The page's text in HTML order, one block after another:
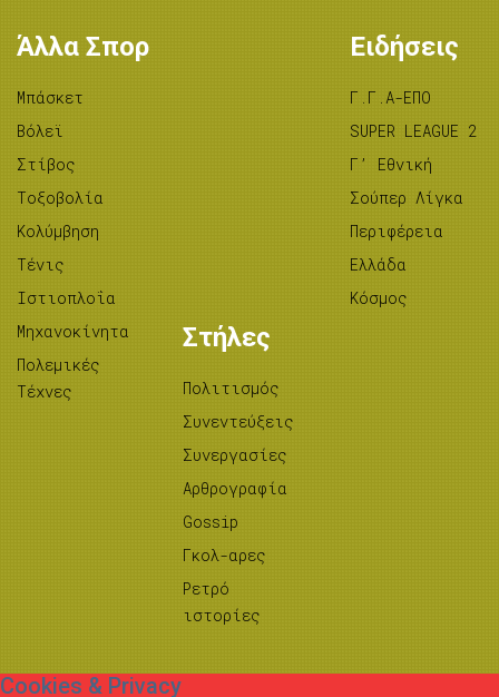
Άλλα Σπορ
Μπάσκετ
Βόλεϊ
Στίβος
Tοξοβολία
Κολύμβηση
Τένις
Ιστιοπλοΐα
Μηχανοκίνητα
Πολεμικές
Τέχνες
Ειδήσεις
Γ.Γ.Α-ΕΠΟ
SUPER LEAGUE 2
Γ’ Εθνική
Σούπερ Λίγκα
Περιφέρεια
Ελλάδα
Κόσμος
Στήλες
Πολιτισμός
Συνεντεύξεις
Συνεργασίες
Αρθρογραφία
Gossip
Γκολ-αρες
Ρετρό
ιστορίες
Cookies & Privacy